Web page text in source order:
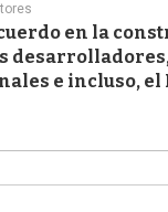
en la
e incluso, el